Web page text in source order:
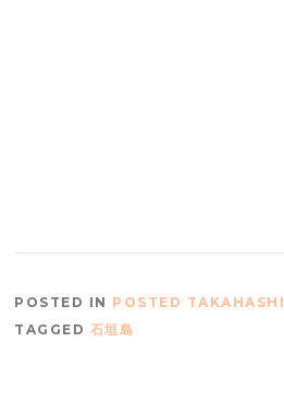
POSTED IN POSTED TAKAHASHI
TAGGED 石垣島